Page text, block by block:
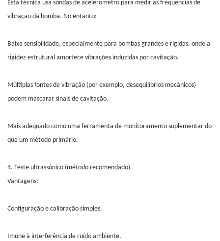
Esta técnica usa sondas de acelerômetro para medir as frequências de
vibração da bomba. No entanto:
Baixa sensibilidade, especialmente para bombas grandes e rígidas, onde a
rigidez estrutural amortece vibrações induzidas por cavitação.
Múltiplas fontes de vibração (por exemplo, desequilíbrios mecânicos)
podem mascarar sinais de cavitação.
Mais adequado como uma ferramenta de monitoramento suplementar do
que um método primário.
4. Teste ultrassônico (método recomendado)
Vantagens:
Configuração e calibração simples.
Imune à interferência de ruído ambiente.